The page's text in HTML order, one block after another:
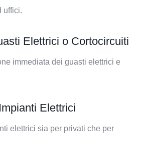
uffici.
Elettrici o Cortocircuiti
immediata dei guasti elettrici e
Elettrici
elettrici sia per privati che per